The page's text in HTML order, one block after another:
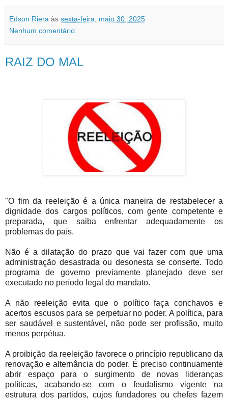
Edson Riera às sexta-feira, maio 30, 2025
Nenhum comentário:
RAIZ DO MAL
"O fim da reeleição é a única maneira de restabelecer a
dignidade dos cargos políticos, com gente competente e
preparada, que saiba enfrentar adequadamente os
problemas do país.
Não é a dilatação do prazo que vai fazer com que uma
administração desastrada ou desonesta se conserte. Todo
programa de governo previamente planejado deve ser
executado no período legal do mandato.
A não reeleição evita que o político faça conchavos e
acertos escusos para se perpetuar no poder. A política, para
ser saudável e sustentável, não pode ser profissão, muito
menos perpétua.
A proibição da reeleição favorece o princípio republicano da
renovação e alternância do poder. É preciso continuamente
abrir espaço para o surgimento de novas lideranças
políticas, acabando-se com o feudalismo vigente na
estrutura dos partidos, cujos fundadores ou chefes fazem